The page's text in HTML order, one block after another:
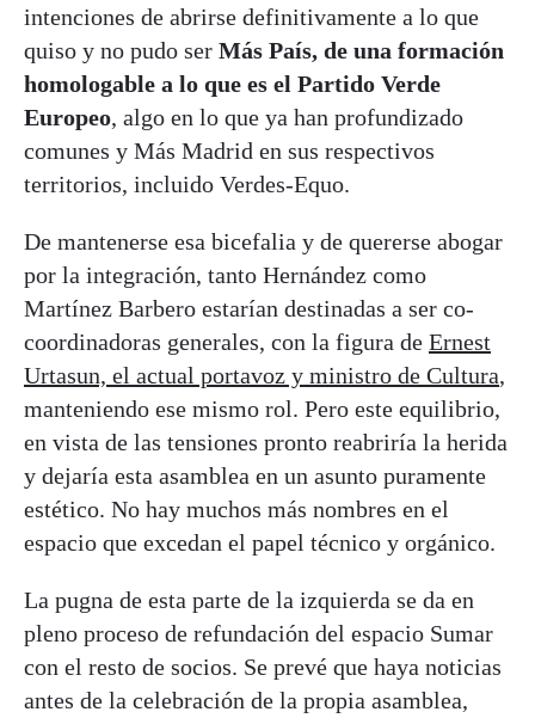
intenciones de abrirse definitivamente a lo que
quiso y no pudo ser Más País, de una formación
homologable a lo que es el Partido Verde
Europeo, algo en lo que ya han profundizado
comunes y Más Madrid en sus respectivos
territorios, incluido Verdes-Equo.
De mantenerse esa bicefalia y de quererse abogar
por la integración, tanto Hernández como
Martínez Barbero estarían destinadas a ser co-
coordinadoras generales, con la figura de Ernest
Urtasun, el actual portavoz y ministro de Cultura,
manteniendo ese mismo rol. Pero este equilibrio,
en vista de las tensiones pronto reabriría la herida
y dejaría esta asamblea en un asunto puramente
estético. No hay muchos más nombres en el
espacio que excedan el papel técnico y orgánico.
La pugna de esta parte de la izquierda se da en
pleno proceso de refundación del espacio Sumar
con el resto de socios. Se prevé que haya noticias
antes de la celebración de la propia asamblea,